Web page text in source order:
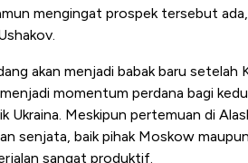
mengingat prospek tersebut
akan menjadi babak baru setelah
momentum perdana bagi
Meskipun pertemuan di
senjata, baik pihak Moskow maupun
sangat produktif.